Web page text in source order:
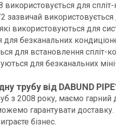
для спліт-
зазвичай використовується
використовуються для
безканальних
для встановлення спліт-
для безканальних
трубу від DABUND
з 2008 року, маємо гарний
гарантувати
бізнес.